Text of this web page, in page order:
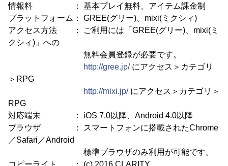
情報料 ： 基本プレイ無料、アイテム課金制
プラットフォーム： GREE(グリー)、mixi(ミクシィ)
アクセス方法 ： ご利用には「GREE(グリー)、mixi(ミ
クシィ)」への
無料会員登録が必要です。
http://gree.jp/にアクセス＞カテゴリ
＞RPG
http://mixi.jp/にアクセス＞カテゴリ＞
RPG
対応端末 ： iOS 7.0以降、Android 4.0以降
ブラウザ ： スマートフォンに搭載されたChrome
／Safari／Android
標準ブラウザのみ利用が可能です。
コピーライト ： (c) 2016 CLARITY